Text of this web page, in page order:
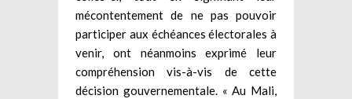
mécontentement de ne pas pouvoir
participer aux échéances électorales à
venir, ont néanmoins exprimé leur
compréhension vis-à-vis de cette
décision gouvernementale. « Au Mali,